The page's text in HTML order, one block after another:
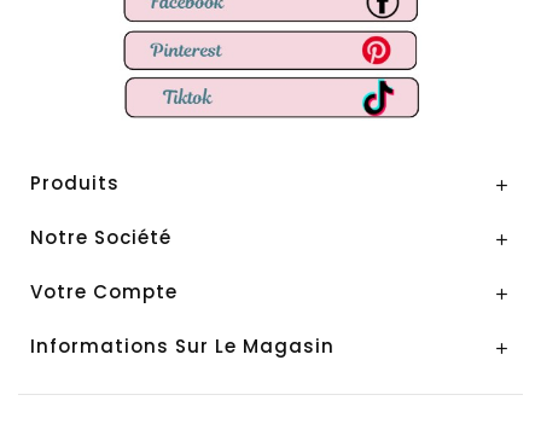
Produits 
Notre Société 
Votre Compte 
Informations Sur Le Magasin 